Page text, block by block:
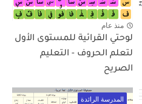
منذ عام
لوحتي القرائية للمستوى الأول
لتعلم الحروف - التعليم
الصريح
المدرسة الرائدة